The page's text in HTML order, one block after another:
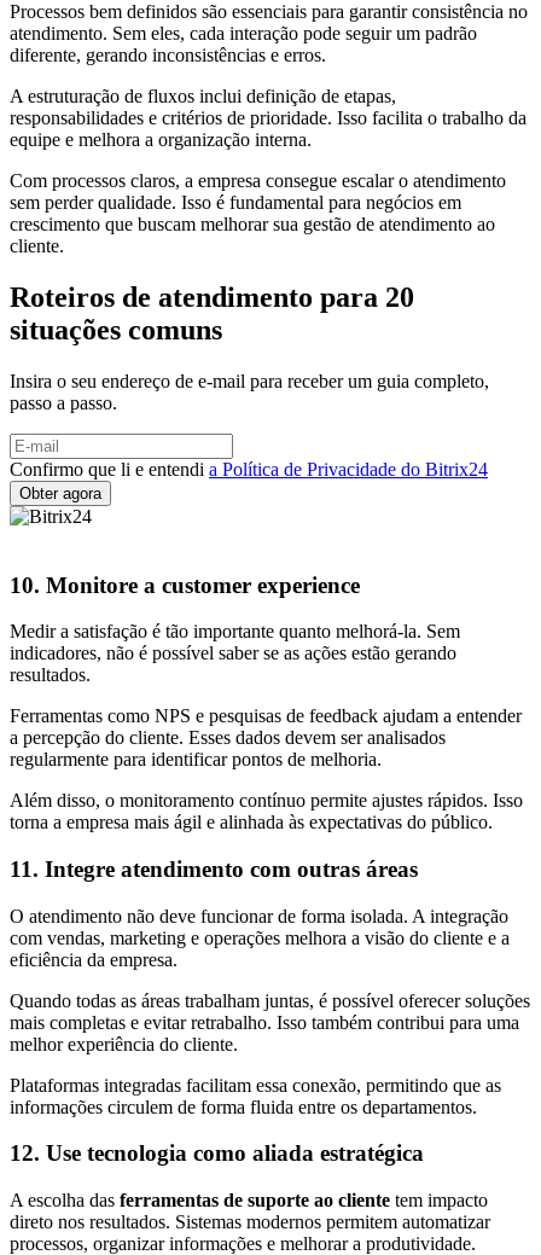
Processos bem definidos são essenciais para garantir consistência no
atendimento. Sem eles, cada interação pode seguir um padrão
diferente, gerando inconsistências e erros.
A estruturação de fluxos inclui definição de etapas,
responsabilidades e critérios de prioridade. Isso facilita o trabalho da
equipe e melhora a organização interna.
Com processos claros, a empresa consegue escalar o atendimento
sem perder qualidade. Isso é fundamental para negócios em
crescimento que buscam melhorar sua gestão de atendimento ao
cliente.
Roteiros de atendimento para 20
situações comuns
Insira o seu endereço de e-mail para receber um guia completo,
passo a passo.
Confirmo que li e entendi a Política de Privacidade do Bitrix24
10. Monitore a customer experience
Medir a satisfação é tão importante quanto melhorá-la. Sem
indicadores, não é possível saber se as ações estão gerando
resultados.
Ferramentas como NPS e pesquisas de feedback ajudam a entender
a percepção do cliente. Esses dados devem ser analisados
regularmente para identificar pontos de melhoria.
Além disso, o monitoramento contínuo permite ajustes rápidos. Isso
torna a empresa mais ágil e alinhada às expectativas do público.
11. Integre atendimento com outras áreas
O atendimento não deve funcionar de forma isolada. A integração
com vendas, marketing e operações melhora a visão do cliente e a
eficiência da empresa.
Quando todas as áreas trabalham juntas, é possível oferecer soluções
mais completas e evitar retrabalho. Isso também contribui para uma
melhor experiência do cliente.
Plataformas integradas facilitam essa conexão, permitindo que as
informações circulem de forma fluida entre os departamentos.
12. Use tecnologia como aliada estratégica
A escolha das ferramentas de suporte ao cliente tem impacto
direto nos resultados. Sistemas modernos permitem automatizar
processos, organizar informações e melhorar a produtividade.